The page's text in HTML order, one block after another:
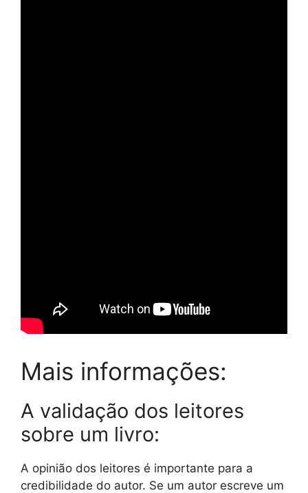
Mais informações:
A validação dos leitores
sobre um livro:
A opinião dos leitores é importante para a
credibilidade do autor. Se um autor escreve um